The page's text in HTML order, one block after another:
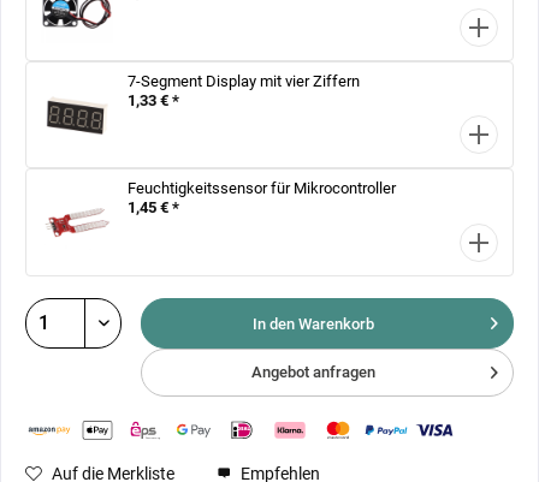
7-Segment Display mit vier Ziffern
1,33 € *
Feuchtigkeitssensor für Mikrocontroller
1,45 € *
In den Warenkorb
Angebot anfragen
Auf die Merkliste Empfehlen